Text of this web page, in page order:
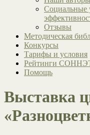
Социальные
Отзывы
Методическая
Конкурсы
Тарифы и условия
Рейтинги
Помощь
Выставка